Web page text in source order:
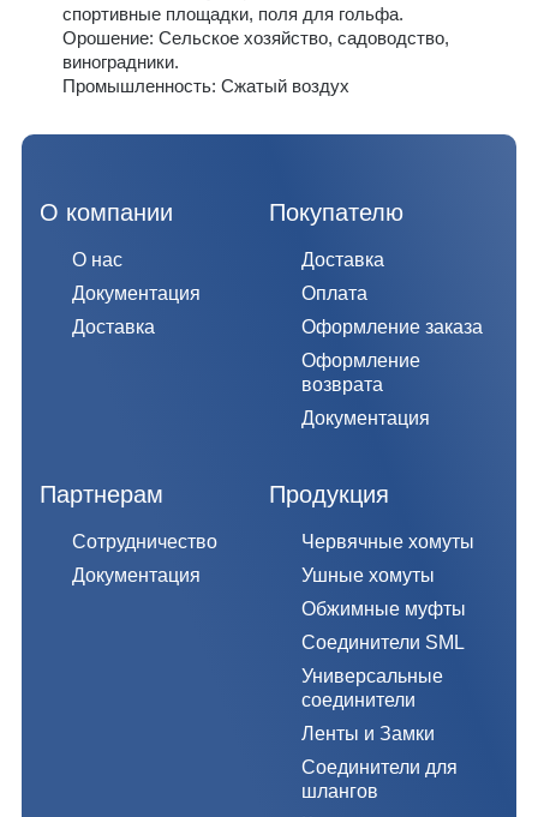
спортивные площадки, поля для гольфа.
Орошение: Сельское хозяйство, садоводство,
виноградники.
Промышленность: Сжатый воздух
О компании
О нас
Документация
Доставка
Покупателю
Доставка
Оплата
Оформление заказа
Оформление
возврата
Документация
Партнерам
Сотрудничество
Документация
Продукция
Червячные хомуты
Ушные хомуты
Обжимные муфты
Соединители SML
Универсальные
соединители
Ленты и Замки
Соединители для
шлангов